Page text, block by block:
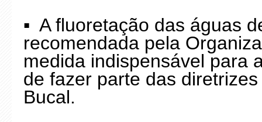
▪️ A fluoretação das águas
recomendada pela
medida indispensável para
de fazer parte das
Bucal.